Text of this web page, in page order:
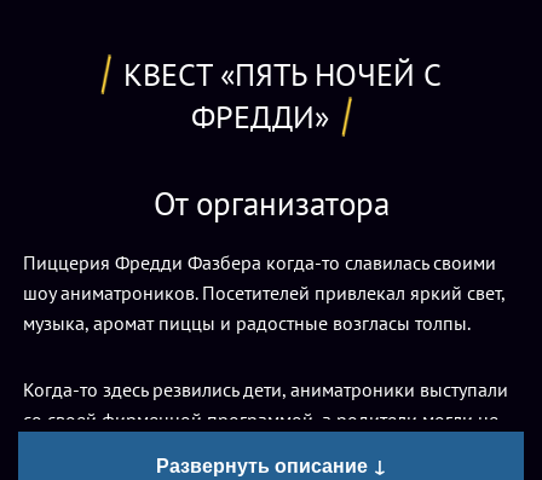
КВЕСТ «ПЯТЬ НОЧЕЙ С
ФРЕДДИ»
От организатора
Пиццерия Фредди Фазбера когда-то славилась своими
шоу аниматроников. Посетителей привлекал яркий свет,
музыка, аромат пиццы и радостные возгласы толпы.
Когда-то здесь резвились дети, аниматроники выступали
со своей фирменной программой, а родители могли не
Развернуть описание ↓